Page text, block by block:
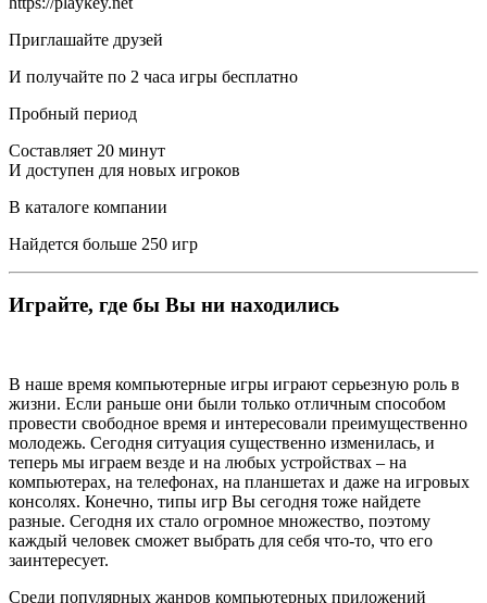
Приглашайте друзей
И получайте по 2 часа игры бесплатно
Пробный период
Составляет 20 минут
И доступен для новых игроков
В каталоге компании
Найдется больше 250 игр
Играйте, где бы Вы ни находились
В наше время компьютерные игры играют серьезную роль в
жизни. Если раньше они были только отличным способом
провести свободное время и интересовали преимущественно
молодежь. Сегодня ситуация существенно изменилась, и
теперь мы играем везде и на любых устройствах – на
компьютерах, на телефонах, на планшетах и даже на игровых
консолях. Конечно, типы игр Вы сегодня тоже найдете
разные. Сегодня их стало огромное множество, поэтому
каждый человек сможет выбрать для себя что-то, что его
заинтересует.
Среди популярных жанров компьютерных приложений